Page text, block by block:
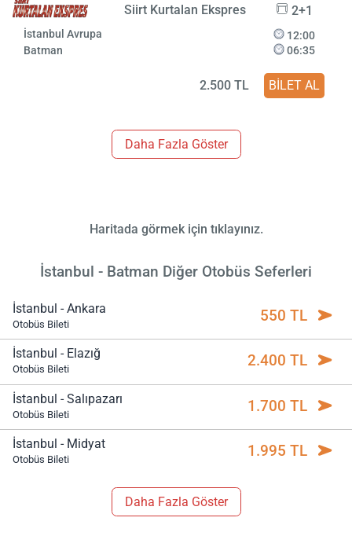
Siirt Kurtalan Ekspres 2+1
İstanbul Avrupa
Batman
12:00
06:35
2.500 TL BİLET AL
Daha Fazla Göster
Haritada görmek için tıklayınız.
İstanbul - Batman Diğer Otobüs Seferleri
İstanbul - Ankara
Otobüs Bileti 550 TL
İstanbul - Elazığ
Otobüs Bileti 2.400 TL
İstanbul - Salıpazarı
Otobüs Bileti 1.700 TL
İstanbul - Midyat
Otobüs Bileti 1.995 TL
Daha Fazla Göster